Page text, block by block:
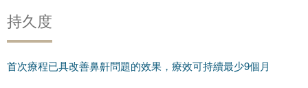
持久度
首次療程已具改善鼻鼾問題的效果，療效可持續最少9個月